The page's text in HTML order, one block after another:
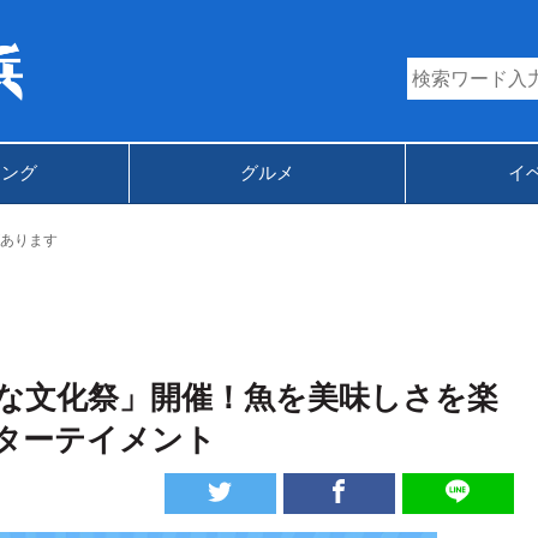
グ グルメ イ
ります
文化祭」開催！魚を美味しさを楽
ーテイメント